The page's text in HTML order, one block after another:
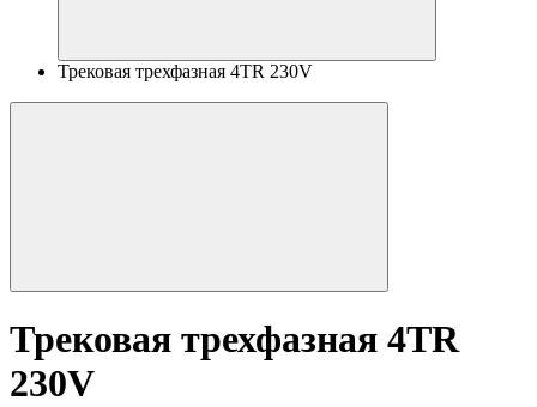
Трековая трехфазная 4TR 230V
Трековая трехфазная 4TR
230V